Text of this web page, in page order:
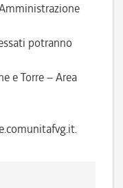
potranno
e Torre – Area